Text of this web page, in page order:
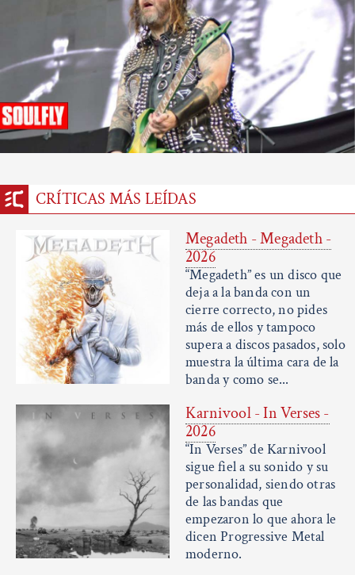
CRÍTICAS MÁS LEÍDAS
Megadeth - Megadeth -
2026
“Megadeth” es un disco que
deja a la banda con un
cierre correcto, no pides
más de ellos y tampoco
supera a discos pasados, solo
muestra la última cara de la
banda y como se...
Karnivool - In Verses -
2026
“In Verses” de Karnivool
sigue fiel a su sonido y su
personalidad, siendo otras
de las bandas que
empezaron lo que ahora le
dicen Progressive Metal
moderno.